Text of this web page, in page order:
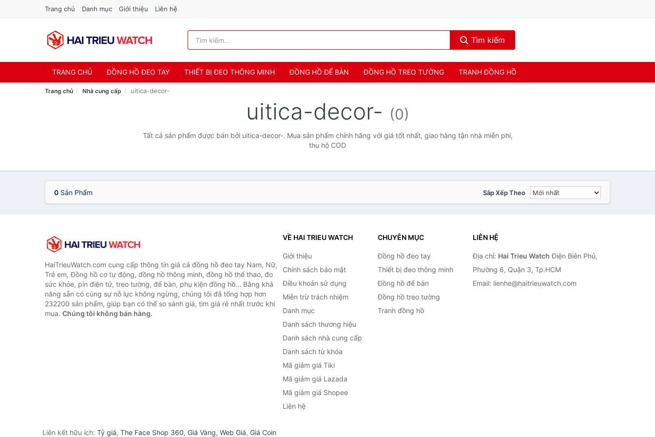
Trang chủ Danh mục Giới thiệu Liên hệ
Tìm kiếm
TRANG CHỦ ĐỒNG HỒ ĐEO TAY THIẾT BỊ ĐEO THÔNG MINH ĐỒNG HỒ ĐỂ BÀN ĐỒNG HỒ TREO TƯỜNG TRANH ĐỒNG HỒ
Trang chủ Nhà cung cấp uitica-decor-
uitica-decor- (0)
Tất cả sản phẩm được bán bởi uitica-decor-. Mua sản phẩm chính hãng với giá tốt nhất, giao hàng tận nhà miễn phí,
thu hộ COD
0 Sản Phẩm Sắp Xếp Theo
HaiTrieuWatch.com cung cấp thông tin giá cả đồng hồ đeo tay Nam, Nữ,
Trẻ em, Đồng hồ cơ tự động, đồng hồ thông minh, đồng hồ thể thao, đo
sức khỏe, pin điện tử, treo tường, để bàn, phụ kiện đồng hồ... Bằng khả
năng sẵn có cùng sự nỗ lực không ngừng, chúng tôi đã tổng hợp hơn
232200 sản phẩm, giúp bạn có thể so sánh giá, tìm giá rẻ nhất trước khi
mua. Chúng tôi không bán hàng.
VỀ HAI TRIEU WATCH
Giới thiệu
Chính sách bảo mật
Điều khoản sử dụng
Miễn trừ trách nhiệm
Danh mục
Danh sách thương hiệu
Danh sách nhà cung cấp
Danh sách từ khóa
Mã giảm giá Tiki
Mã giảm giá Lazada
Mã giảm giá Shopee
Liên hệ
CHUYÊN MỤC
Đồng hồ đeo tay
Thiết bị đeo thông minh
Đồng hồ để bàn
Đồng hồ treo tường
Tranh đồng hồ
LIÊN HỆ
Địa chỉ: Hai Trieu Watch Điện Biên Phủ,
Phường 6, Quận 3, Tp.HCM
Email: lienhe@haitrieuwatch.com
Liên kết hữu ích: Tỷ giá, The Face Shop 360, Giá Vàng, Web Giá, Giá Coin